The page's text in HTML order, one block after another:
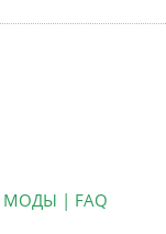
| МОДЫ | FAQ